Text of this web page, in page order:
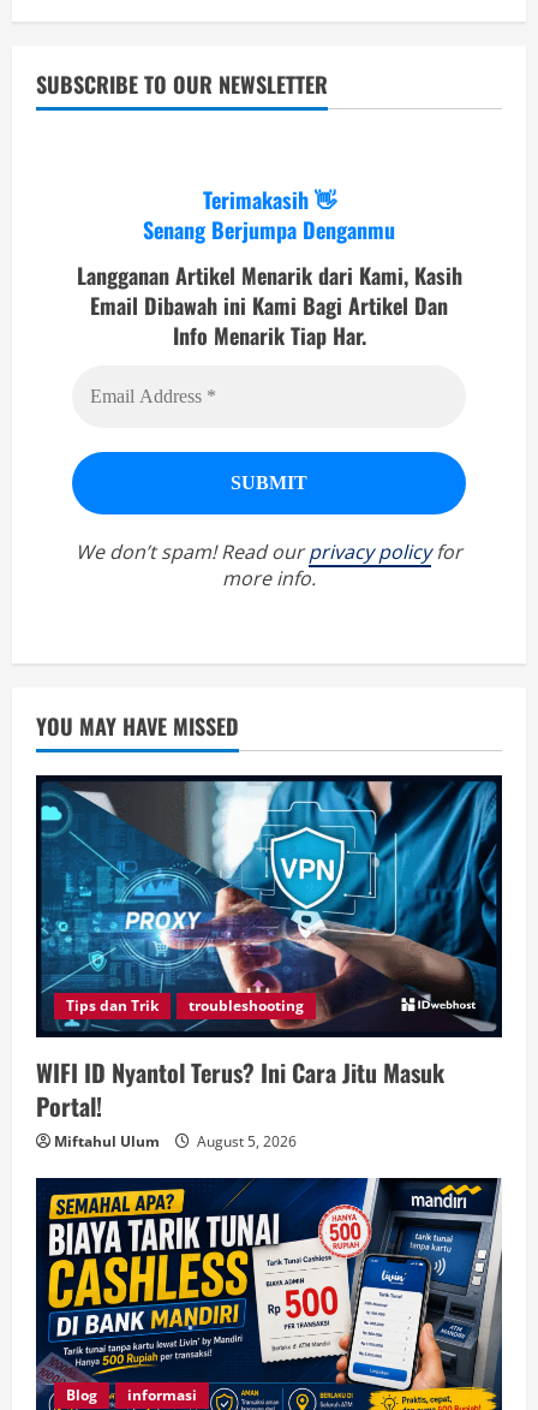
SUBSCRIBE TO OUR NEWSLETTER
Terimakasih 👋
Senang Berjumpa Denganmu
Langganan Artikel Menarik dari Kami, Kasih
Email Dibawah ini Kami Bagi Artikel Dan
Info Menarik Tiap Har.
We don’t spam! Read ourprivacy policyfor
more info.
YOU MAY HAVE MISSED
Tips dan Trik troubleshooting
WIFI ID Nyantol Terus? Ini Cara Jitu Masuk
Portal!
Miftahul Ulum August 5, 2026
Blog informasi